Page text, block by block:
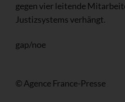
gegen vier leitende
Justizsystems verhängt.
gap/noe
© Agence France-Presse